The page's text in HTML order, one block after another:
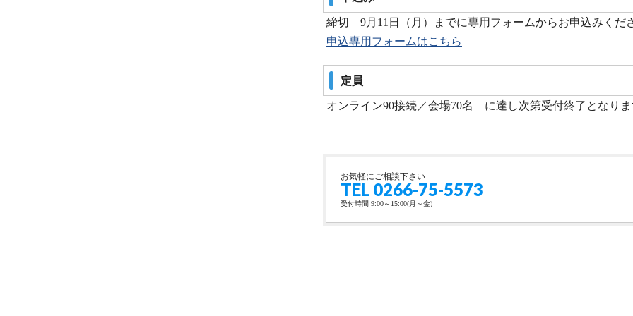
締切 9月11日（月）までに専用フォームからお申込みくだ
申込専用フォームはこちら
定員
オンライン90接続／会場70名 に達し次第受付終了となりま
お気軽にご相談下さい
TEL 0266-75-5573
受付時間 9:00～15:00(月～金)